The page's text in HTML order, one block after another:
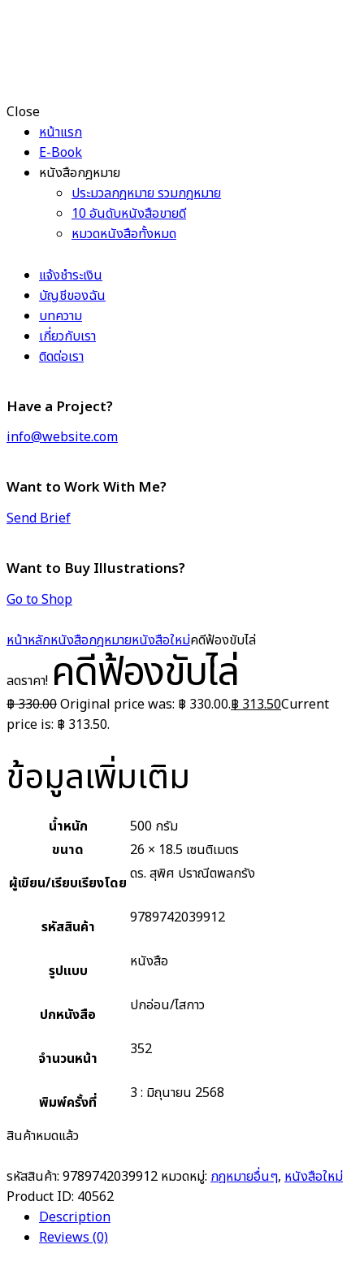
Close
หน้าแรก
E-Book
หนังสือกฎหมาย
ประมวลกฎหมาย รวมกฎหมาย
10 อันดับหนังสือขายดี
หมวดหนังสือทั้งหมด
แจ้งชำระเงิน
บัญชีของฉัน
บทความ
เกี่ยวกับเรา
ติดต่อเรา
Have a Project?
info@website.com
Want to Work With Me?
Send Brief
Want to Buy Illustrations?
Go to Shop
หน้าหลักหนังสือกฎหมายหนังสือใหม่คดีฟ้องขับไล่
ลดราคา! คดีฟ้องขับไล่
฿330.00Original price was: ฿ 330.00.฿ 313.50Current
price is: ฿ 313.50.
ข้อมูลเพิ่มเติม
น้ำหนัก
500 กรัม
ขนาด
26 × 18.5 เซนติเมตร
ผู้เขียน/เรียบเรียงโดย ดร. สุพิศ ปราณีตพลกรัง
รหัสสินค้า 9789742039912
รูปแบบ หนังสือ
ปกหนังสือ ปกอ่อน/ไสกาว
จำนวนหน้า 352
พิมพ์ครั้งที่ 3 : มิถุนายน 2568
สินค้าหมดแล้ว
รหัสสินค้า: 9789742039912 หมวดหมู่: กฎหมายอื่นๆ, หนังสือใหม่
Product ID: 40562
Description
Reviews (0)